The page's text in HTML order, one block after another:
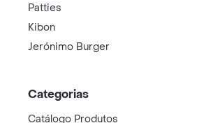
Patties
Kibon
Jerónimo Burger
Categorias
Catálogo Produtos